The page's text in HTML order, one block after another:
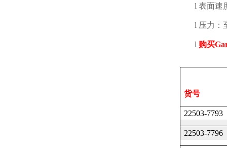
l 表面速
l 压力：
l 购买
货号
22503-7793
22503-7796